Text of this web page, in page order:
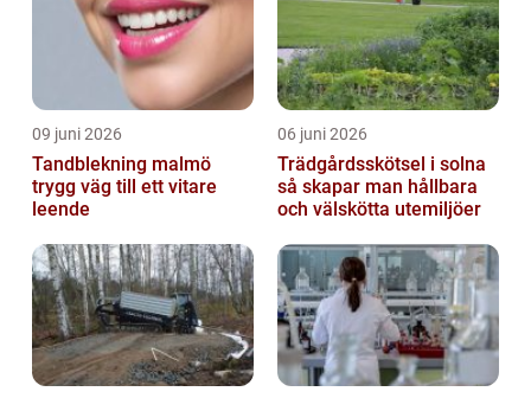
09 juni 2026
Tandblekning malmö
trygg väg till ett vitare
leende
06 juni 2026
Trädgårdsskötsel i solna
så skapar man hållbara
och välskötta utemiljöer